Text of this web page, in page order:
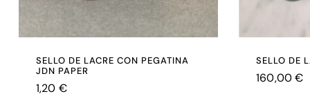
SELLO DE LACRE CON PEGATINA
JDN PAPER
1,20 €
SELLO DE
160,00€